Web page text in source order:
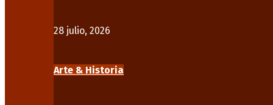
28 julio, 2026
Arte & Historia